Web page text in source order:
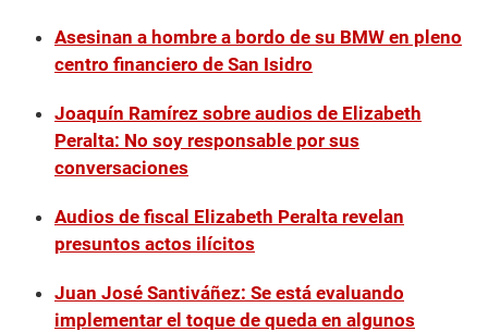
Asesinan a hombre a bordo de su BMW en pleno
centro financiero de San Isidro
Joaquín Ramírez sobre audios de Elizabeth
Peralta: No soy responsable por sus
conversaciones
Audios de fiscal Elizabeth Peralta revelan
presuntos actos ilícitos
Juan José Santiváñez: Se está evaluando
implementar el toque de queda en algunos